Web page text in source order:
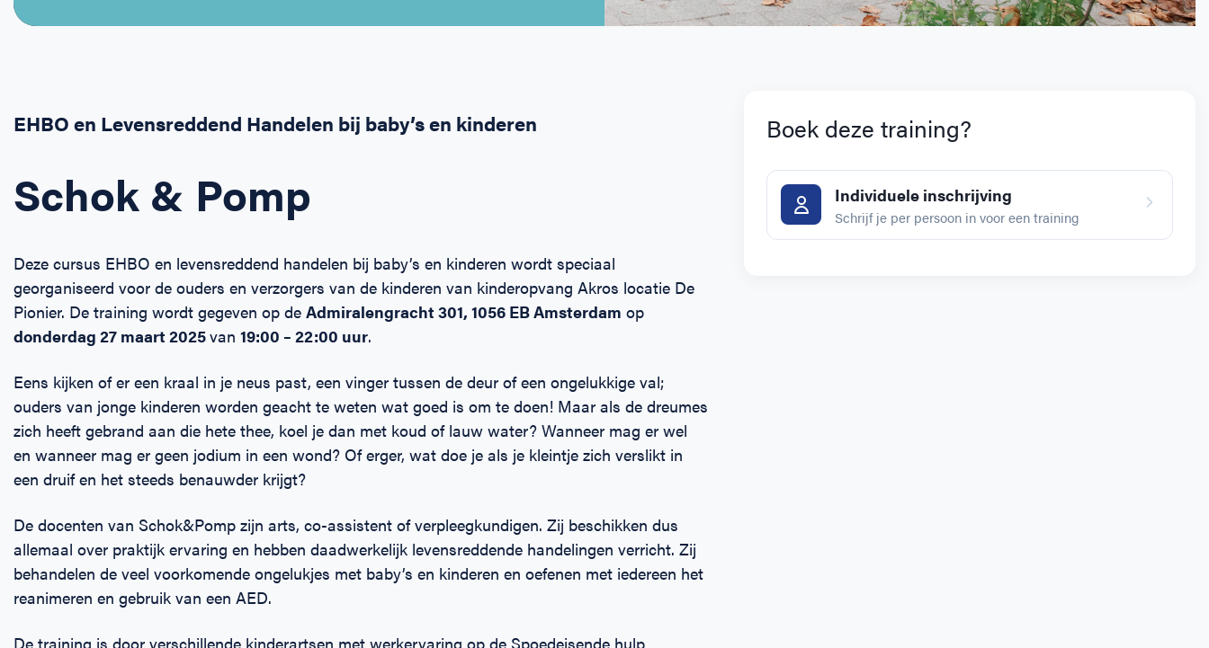
EHBO en Levensreddend Handelen bij baby’s en kinderen
Schok & Pomp
Deze cursus EHBO en levensreddend handelen bij baby’s en kinderen wordt speciaal
georganiseerd voor de ouders en verzorgers van de kinderen van kinderopvang Akros locatie De
Pionier. De training wordt gegeven op de Admiralengracht 301, 1056 EB Amsterdam op
donderdag 27 maart 2025van 19:00 – 22:00 uur.
Eens kijken of er een kraal in je neus past, een vinger tussen de deur of een ongelukkige val;
ouders van jonge kinderen worden geacht te weten wat goed is om te doen! Maar als de dreumes
zich heeft gebrand aan die hete thee, koel je dan met koud of lauw water? Wanneer mag er wel
en wanneer mag er geen jodium in een wond? Of erger, wat doe je als je kleintje zich verslikt in
een druif en het steeds benauwder krijgt?
De docenten van Schok&Pomp zijn arts, co-assistent of verpleegkundigen. Zij beschikken dus
allemaal over praktijk ervaring en hebben daadwerkelijk levensreddende handelingen verricht. Zij
behandelen de veel voorkomende ongelukjes met baby’s en kinderen en oefenen met iedereen het
reanimeren en gebruik van een AED.
De training is door verschillende kinderartsen met werkervaring op de Spoedeisende hulp
Boek deze training?
Individuele inschrijving
Schrijf je per persoon in voor een training